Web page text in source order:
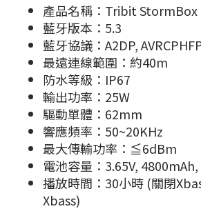
產品名稱：Tribit StormBox
藍牙版本：5.3
藍牙協議：A2DP,
最遠連線範圍：約40m
防水等級：IP67
輸出功率：25W
驅動單體：62mm
響應頻率：50~20KHz
最大傳輸功率：≦6dBm
電池容量：3.65V,
播放時間：30小時 (關閉
Xbass)